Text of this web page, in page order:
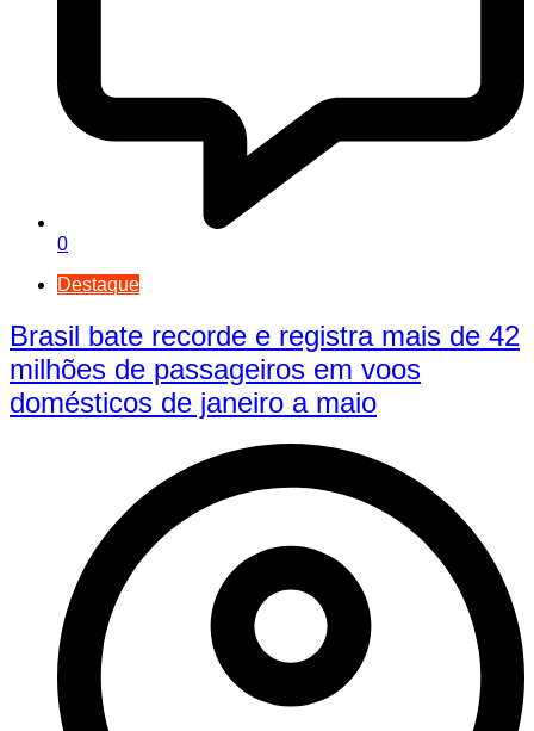
0
Destaque
Brasil bate recorde e registra mais de 42
milhões de passageiros em voos
domésticos de janeiro a maio